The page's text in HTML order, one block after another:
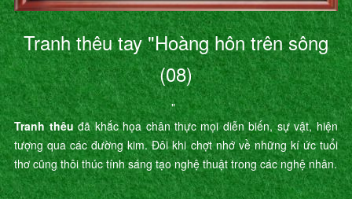
Tranh thêu tay "Hoàng hôn trên sông
(08)
"
Tranh thêuđã khắc họa chân thực mọi diễn biến, sự vật, hiện
tượng qua các đường kim. Đôi khi chợt nhớ về những kí ức tuổi
thơ cũng thôi thúc tính sáng tạo nghệ thuật trong các nghệ nhân.